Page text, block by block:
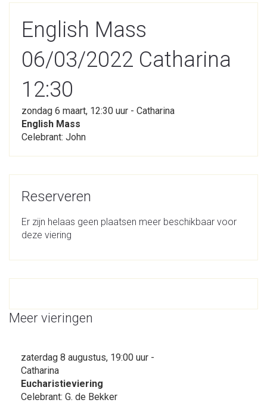
English Mass
06/03/2022 Catharina
12:30
zondag 6 maart, 12:30 uur - Catharina
English Mass
Celebrant: John
Reserveren
Er zijn helaas geen plaatsen meer beschikbaar voor
deze viering
Meer vieringen
zaterdag 8 augustus, 19:00 uur -
Catharina
Eucharistieviering
Celebrant: G. de Bekker